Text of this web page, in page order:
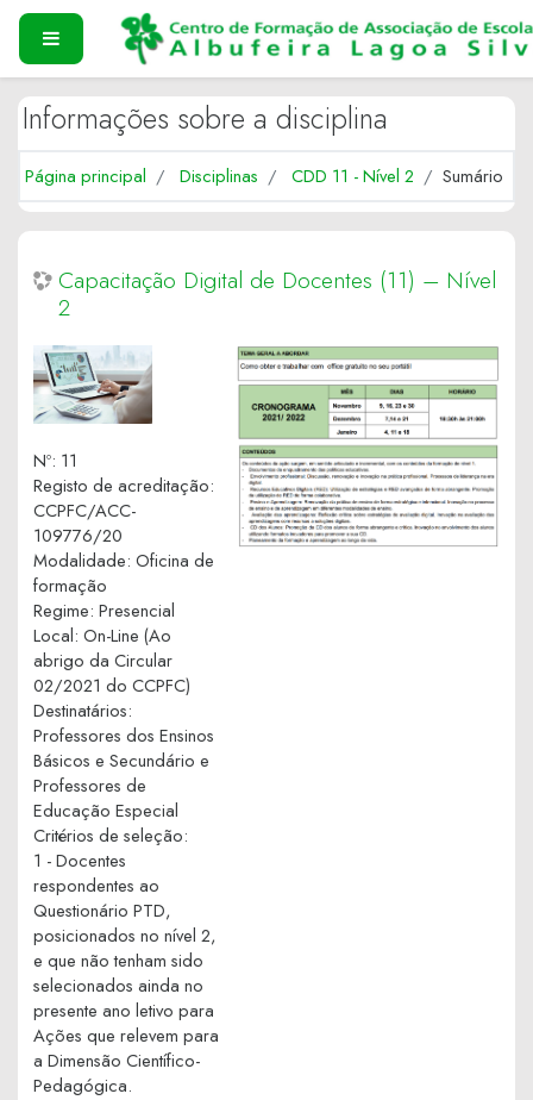
Ir para o conteúdo principal
PAINEL LATERAL
Informações sobre a disciplina
Página principal Disciplinas CDD 11 - Nível 2 Sumário
Capacitação Digital de Docentes (11) – Nível
2
Nº: 11
Registo de acreditação:
CCPFC/ACC-
109776/20
Modalidade: Oficina de
formação
Regime: Presencial
Local: On-Line (Ao
abrigo da Circular
02/2021 do CCPFC)
Destinatários:
Professores dos Ensinos
Básicos e Secundário e
Professores de
Educação Especial
Critérios de seleção:
1 - Docentes
respondentes ao
Questionário PTD,
posicionados no nível 2,
e que não tenham sido
selecionados ainda no
presente ano letivo para
Ações que relevem para
a Dimensão Científico-
Pedagógica.